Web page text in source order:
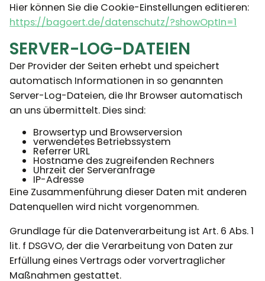
Hier können Sie die Cookie-Einstellungen editieren:
https://bagoert.de/datenschutz/?showOptIn=1
SERVER-LOG-DATEIEN
Der Provider der Seiten erhebt und speichert
automatisch Informationen in so genannten
Server-Log-Dateien, die Ihr Browser automatisch
an uns übermittelt. Dies sind:
Browsertyp und Browserversion
verwendetes Betriebssystem
Referrer URL
Hostname des zugreifenden Rechners
Uhrzeit der Serveranfrage
IP-Adresse
Eine Zusammenführung dieser Daten mit anderen
Datenquellen wird nicht vorgenommen.
Grundlage für die Datenverarbeitung ist Art. 6 Abs. 1
lit. f DSGVO, der die Verarbeitung von Daten zur
Erfüllung eines Vertrags oder vorvertraglicher
Maßnahmen gestattet.